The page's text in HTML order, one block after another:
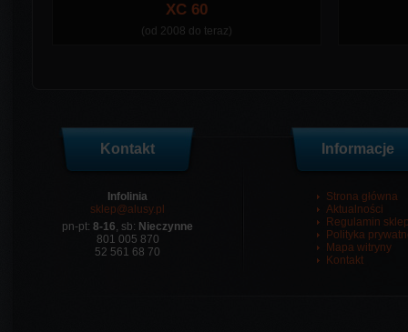
XC 60
(od 2008 do teraz)
Kontakt
Infolinia
sklep@alusy.pl
pn-pt: 8-16, sb: Nieczynne
801 005 870
52 561 68 70
Informacje
Strona główna
Aktualności
Regulamin
Polityka
Mapa witryny
Kontakt